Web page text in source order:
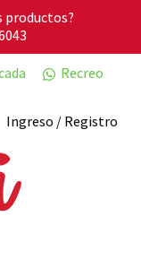
productos?
Recreo
Ingreso / Registro